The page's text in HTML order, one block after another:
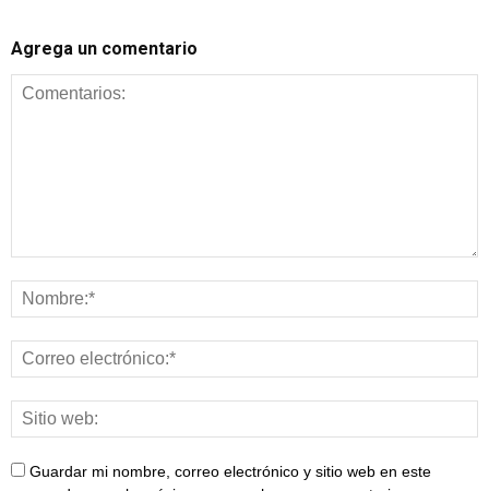
Agrega un comentario
Guardar mi nombre, correo electrónico y sitio web en este